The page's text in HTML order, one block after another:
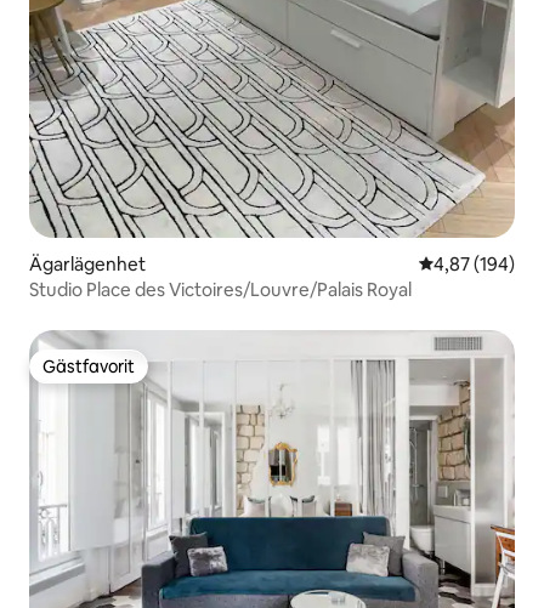
Ägarlägenhet 4,87 av 5 i
4,87 (194)
Studio Place des Victoires/Louvre/Palais Royal
Gästfavorit
Gästfavorit